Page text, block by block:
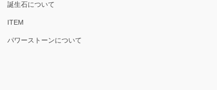
誕生石について
ITEM
パワーストーンについて